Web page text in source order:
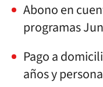
Abono en
programas
Pago a
años y